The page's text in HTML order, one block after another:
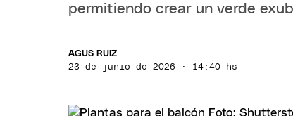
permitiendo crear un verde
AGUS RUIZ
23 de junio de 2026 · 14:40 hs